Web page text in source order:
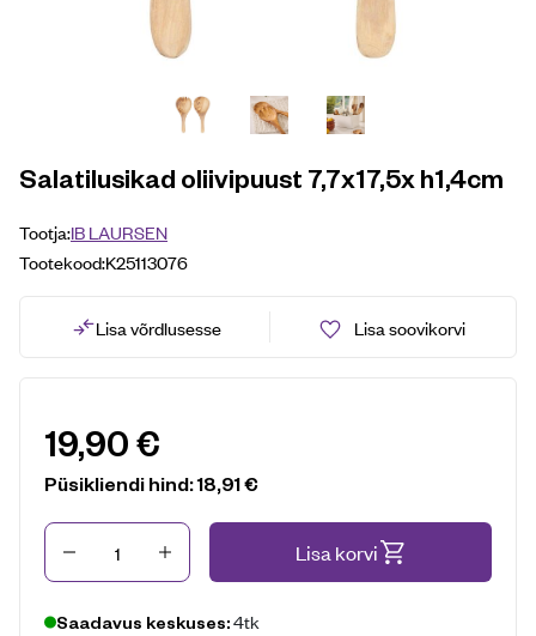
Salatilusikad oliivipuust 7,7x17,5x h1,4cm
Tootja:IB LAURSEN
Tootekood:K25113076
Lisa võrdlusesse Lisa soovikorvi
19,90€
Püsikliendi hind:18,91€
Kogus Lisa korvi
Saadavus keskuses:4tk